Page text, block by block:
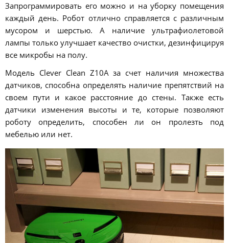
Запрограммировать его можно и на уборку помещения
каждый день. Робот отлично справляется с различным
мусором и шерстью. А наличие ультрафиолетовой
лампы только улучшает качество очистки, дезинфицируя
все микробы на полу.
Модель Clever Clean Z10A за счет наличия множества
датчиков, способна определять наличие препятствий на
своем пути и какое расстояние до стены. Также есть
датчики изменения высоты и те, которые позволяют
роботу определить, способен ли он пролезть под
мебелью или нет.